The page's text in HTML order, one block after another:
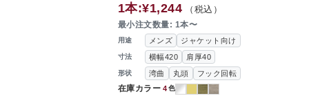
用途 メンズ ジャケット向け
寸法 横幅420 肩厚40
形状 湾曲 丸頭 フック回転
在庫カラー 4色
1本:¥1,244 （税込）
最小注文数量: 1本〜